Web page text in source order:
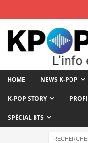
HOME NEWS K-POP
K-POP STORY
SPÉCIAL BTS